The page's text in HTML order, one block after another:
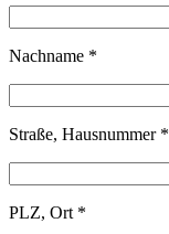
Nachname *
Straße, Hausnummer *
PLZ, Ort *